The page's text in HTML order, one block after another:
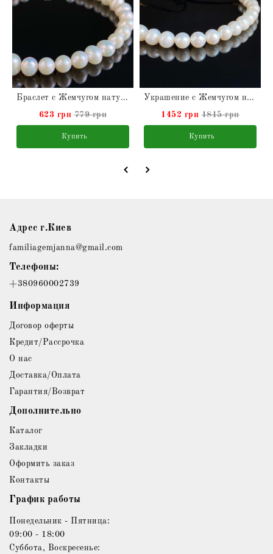
Браслет с Жемчугом натуральным
623 грн 779 грн
Купить
Украшение с Жемчугом натуральным на длинном замшевом шнурке
1452 грн 1815 грн
Купить
Адрес г.Киев
familiagemjanna@gmail.com
Телефоны:
+380960002739
Информация
Договор оферты
Кредит/Рассрочка
О нас
Доставка/Оплата
Гарантия/Возврат
Дополнительно
Каталог
Закладки
Оформить заказ
Контакты
График работы
Понедельник - Пятница:
09:00 - 18:00
Суббота, Воскресенье: